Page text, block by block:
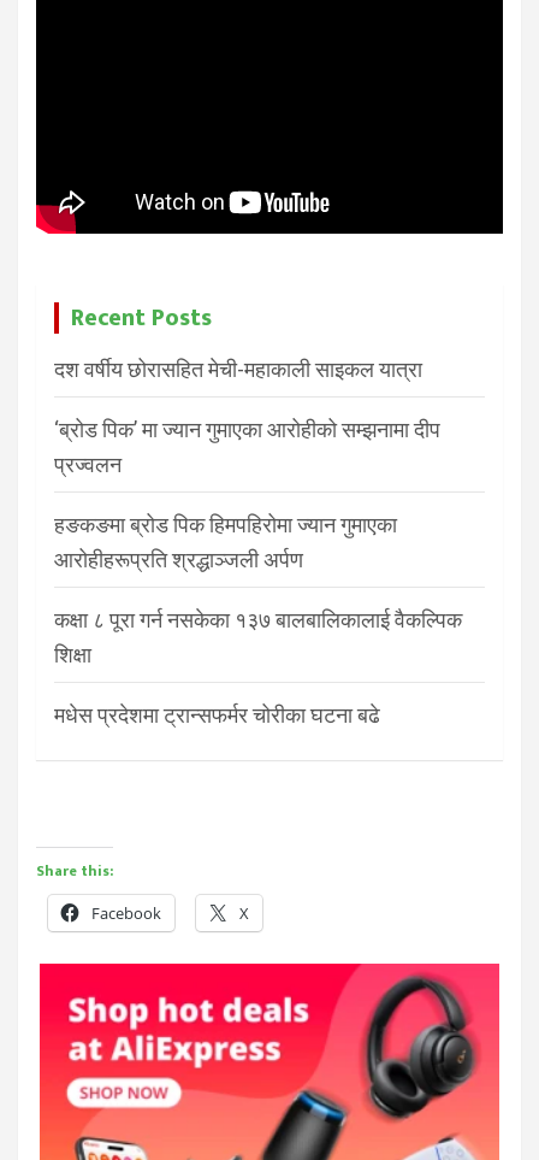
Recent Posts
दश वर्षीय छोरासहित मेची-महाकाली साइकल यात्रा
‘ब्रोड पिक’ मा ज्यान गुमाएका आरोहीको सम्झनामा दीप
प्रज्वलन
हङकङमा ब्रोड पिक हिमपहिरोमा ज्यान गुमाएका
आरोहीहरूप्रति श्रद्धाञ्जली अर्पण
कक्षा ८ पूरा गर्न नसकेका १३७ बालबालिकालाई वैकल्पिक
शिक्षा
मधेस प्रदेशमा ट्रान्सफर्मर चोरीका घटना बढे
Share this:
Facebook X